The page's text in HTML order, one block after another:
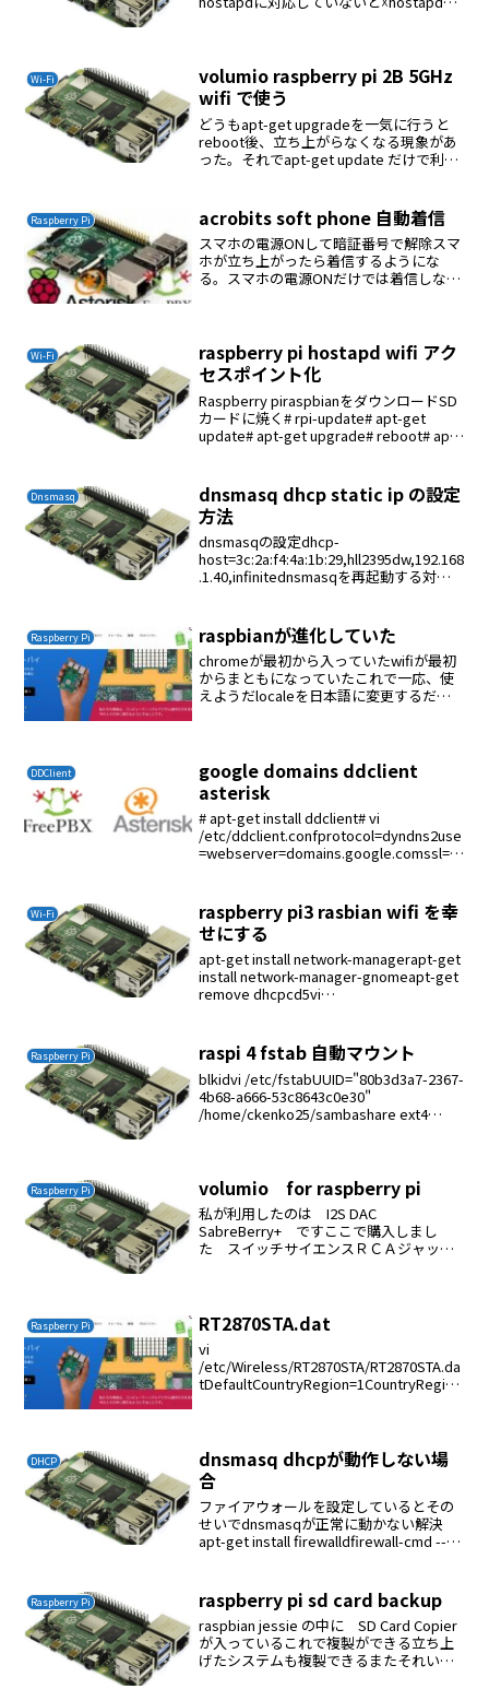
Wi-Fi
volumio raspberry pi 2B 5GHz
wifi で使う
どうもapt-get upgradeを一気に行うと
reboot後、立ち上がらなくなる現象があ
った。それでapt-get update だけで利用
かなかっ...
Raspberry Pi acrobits soft phone 自動着信
スマホの電源ONして暗証番号で解除スマ
ホが立ち上がったら着信するようにな
る。スマホの電源ONだけでは着信しな
Wi-Fi
raspberry pi hostapd wifi アク
セスポイント化
Raspberry piraspbianをダウンロードSD
カードに焼く# rpi-update# apt-get
update# apt-get upgrade# reboot# apt-
Dnsmasq
dnsmasq dhcp static ip の設定
方法
dnsmasqの設定dhcp-
host=3c:2a:f4:4a:1b:29,hll2395dw,192.168
.1.40,infinitednsmasqを再起動する対象
Raspberry Pi raspbianが進化していた
chromeが最初から入っていたwifiが最初
からまともになっていたこれで一応、使
えようだlocaleを日本語に変更するだけ
DDClient
google domains ddclient
asterisk
# apt-get install ddclient# vi
/etc/ddclient.confprotocol=dyndns2use
=webserver=domains.google.comssl=y
Wi-Fi
raspberry pi3 rasbian wifi を幸
せにする
apt-get install network-managerapt-get
install network-manager-gnomeapt-get
remove dhcpcd5vi
Raspberry Pi raspi 4 fstab 自動マウント
blkidvi /etc/fstabUUID="80b3d3a7-2367-
4b68-a666-53c8643c0e30"
/home/ckenko25/sambashare ext4
Raspberry Pi volumio for raspberry pi
私が利用したのは I2S DAC
SabreBerry+ ですここで購入しまし
た スイッチサイエンスＲＣＡジャック
ードするWin3...
Raspberry Pi RT2870STA.dat
vi
/etc/Wireless/RT2870STA/RT2870STA.da
tDefaultCountryRegion=1CountryRegion
DHCP
dnsmasq dhcpが動作しない場
合
ファイアウォールを設定しているとその
せいでdnsmasqが正常に動かない解決
apt-get install firewalldfirewall-cmd --
Raspberry Pi raspberry pi sd card backup
raspbian jessie の中に SD Card Copier
が入っているこれで複製ができる立ち上
げたシステムも複製できるまたそれいが